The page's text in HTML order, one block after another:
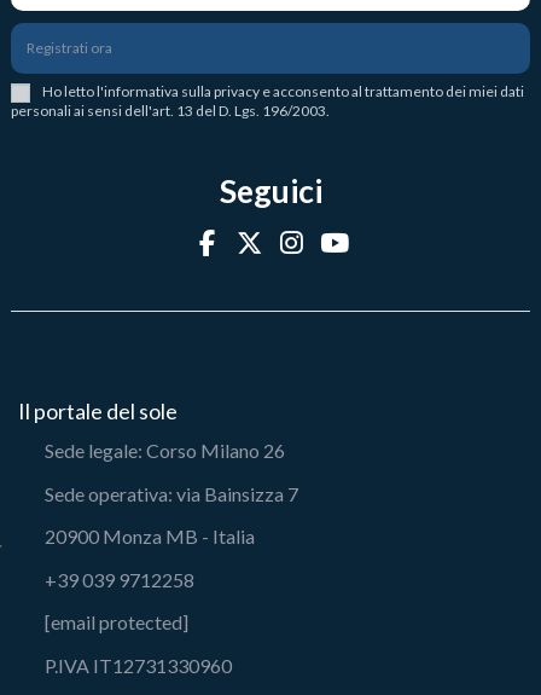
Registrati ora
Ho letto l'informativa sulla privacy e acconsento al trattamento dei miei dati
personali ai sensi dell'art. 13 del D. Lgs. 196/2003.
Seguici
Il portale del sole
Sede legale: Corso Milano 26
Sede operativa: via Bainsizza 7
20900 Monza MB - Italia
+39 039 9712258
[email protected]
P.IVA IT12731330960